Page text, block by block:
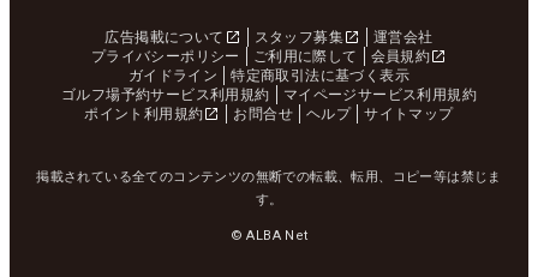
広告掲載について スタッフ募集
運営会社
プライバシーポリシー
ご利用に際して
会員規約
ガイドライン
特定商取引法に基づく表示
ゴルフ場予約サービス利用規約
マイページサービス利用規約
ポイント利用規約
お問合せ ヘルプ サイトマップ
掲載されている全てのコンテンツの無断での転載、転用、コピー等は禁じま
す。
© ALBA Net